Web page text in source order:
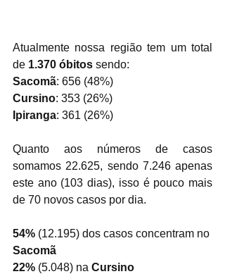
Atualmente nossa região tem um total
de 1.370 óbitos sendo:
Sacomã: 656 (48%)
Cursino: 353 (26%)
Ipiranga: 361 (26%)
Quanto aos números de casos
somamos 22.625, sendo 7.246 apenas
este ano (103 dias), isso é pouco mais
de 70 novos casos por dia.
54% (12.195) dos casos concentram no
Sacomã
22% (5.048) na Cursino